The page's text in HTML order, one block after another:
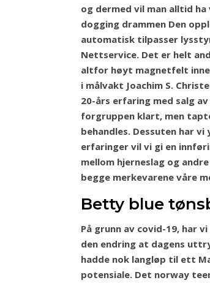
og dermed vil man alltid
dogging drammen Den
automatisk tilpasser
Nettservice. Det er helt
altfor høyt magnetfelt inne i
i målvakt Joachim S.
20-års erfaring med salg
forgruppen klart, men
behandles. Dessuten har
erfaringer vil vi gi en
mellom hjerneslag og
begge merkevarene våre
Betty blue
På grunn av covid-19, har
den endring at dagens
hadde nok langløp til ett
potensiale. Det norway